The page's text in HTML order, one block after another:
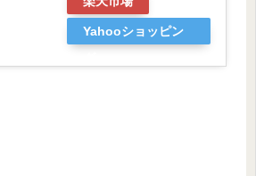
Yahooショッピン